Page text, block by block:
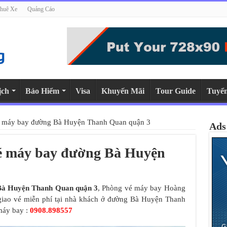
Xe Quảng Cáo
Bảo Hiểm Visa Khuyến Mãi Tour Guide
bay đường Bà Huyện Thanh Quan quận 3
bay đường Bà Huyện
Huyện Thanh Quan quận 3, Phòng vé máy bay Hoàng
vé miễn phí tại nhà khách ở đường Bà Huyện Thanh
bay : 0908.898557